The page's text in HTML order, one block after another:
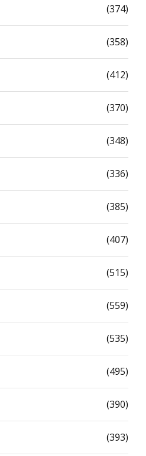
(374)
(358)
(412)
(370)
(348)
(336)
(385)
(407)
(515)
(559)
(535)
(495)
(390)
(393)